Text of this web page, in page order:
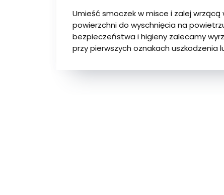
Umieść smoczek w misce i zalej wrzącą
powierzchni do wyschnięcia na
bezpieczeństwa i higieny zalecamy
przy pierwszych oznakach uszkodzenia